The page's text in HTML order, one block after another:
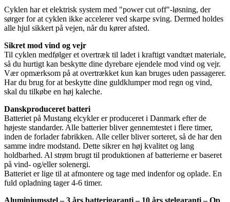
Cyklen har et elektrisk system med "power cut off"-løsning, der
sørger for at cyklen ikke accelerer ved skarpe sving. Dermed holdes
alle hjul sikkert på vejen, når du kører afsted.
Sikret mod vind og vejr
Til cyklen medfølger et overtræk til ladet i kraftigt vandtæt materiale,
så du hurtigt kan beskytte dine dyrebare ejendele mod vind og vejr.
Vær opmærksom på at overtrækket kun kan bruges uden passagerer.
Har du brug for at beskytte dine guldklumper mod regn og vind,
skal du tilkøbe en høj kaleche.
Danskproduceret batteri
Batteriet på Mustang elcykler er produceret i Danmark efter de
højeste standarder. Alle batterier bliver gennemtestet i flere timer,
inden de forlader fabrikken. Alle celler bliver sorteret, så de har den
samme indre modstand. Dette sikrer en høj kvalitet og lang
holdbarhed. Al strøm brugt til produktionen af batterierne er baseret
på vind- og/eller solenergi.
Batteriet er lige til at afmontere og tage med indenfor og oplade. En
fuld opladning tager 4-6 timer.
Aluminiumsstel – 3 års batterigaranti – 10 års stelgaranti – Op